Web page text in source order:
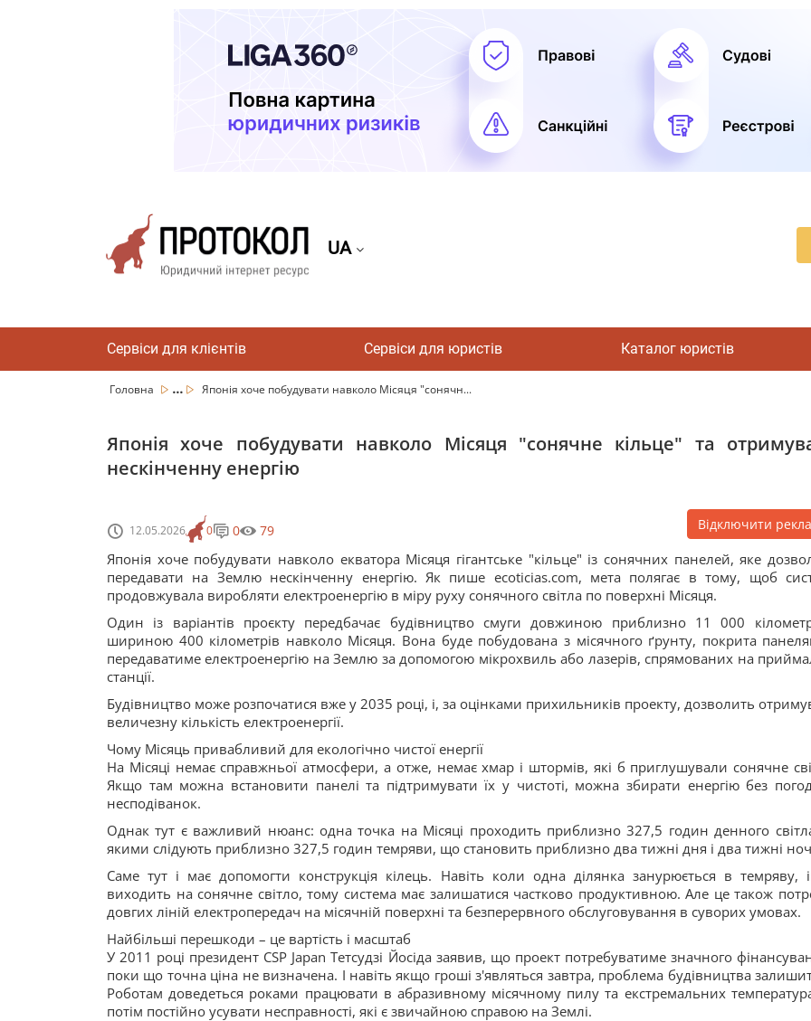
UA
Сервіси для клієнтів Сервіси для юристів Каталог юристів
Головна ... Японія хоче побудувати навколо Місяця "сонячн...
Японія хоче побудувати навколо Місяця "сонячне кільце" та
нескінченну енергію
12.05.2026 0 0 79 Відключити
Японія хоче побудувати навколо екватора Місяця гігантське "кільце" із сонячних панелей, яке
передавати на Землю нескінченну енергію. Як пише ecoticias.com, мета полягає в тому, щоб
продовжувала виробляти електроенергію в міру руху сонячного світла по поверхні Місяця.
Один із варіантів проєкту передбачає будівництво смуги довжиною приблизно 11 000
шириною 400 кілометрів навколо Місяця. Вона буде побудована з місячного ґрунту, покрита
передаватиме електроенергію на Землю за допомогою мікрохвиль або лазерів, спрямованих на
станції.
Будівництво може розпочатися вже у 2035 році, і, за оцінками прихильників проекту, дозволить
величезну кількість електроенергії.
Чому Місяць привабливий для екологічно чистої енергії
На Місяці немає справжньої атмосфери, а отже, немає хмар і штормів, які б приглушували сонячне
Якщо там можна встановити панелі та підтримувати їх у чистоті, можна збирати енергію без
несподіванок.
Однак тут є важливий нюанс: одна точка на Місяці проходить приблизно 327,5 годин денного
якими слідують приблизно 327,5 годин темряви, що становить приблизно два тижні дня і два тижні
Саме тут і має допомогти конструкція кілець. Навіть коли одна ділянка занурюється в темряву,
виходить на сонячне світло, тому система має залишатися частково продуктивною. Але це також
довгих ліній електропередач на місячній поверхні та безперервного обслуговування в суворих умовах.
Найбільші перешкоди – це вартість і масштаб
У 2011 році президент CSP Japan Тетсудзі Йосіда заявив, що проект потребуватиме значного
поки що точна ціна не визначена. І навіть якщо гроші з'являться завтра, проблема будівництва
Роботам доведеться роками працювати в абразивному місячному пилу та екстремальних
потім постійно усувати несправності, які є звичайною справою на Землі.